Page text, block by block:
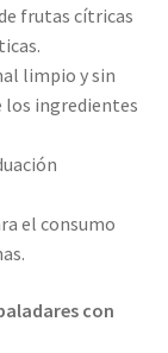
frutas cítricas
limpio y sin
los ingredientes
el consumo
con